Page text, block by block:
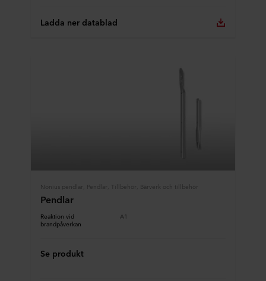
Ladda ner datablad
Nonius pendlar, Pendlar, Tillbehör, Bärverk och tillbehör
Pendlar
Reaktion vid
brandpåverkan
A1
Se produkt